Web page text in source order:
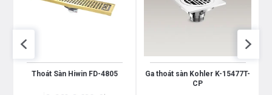
Thoát Sàn Hiwin FD-4805
Ga thoát sàn Kohler K-15477T-
CP